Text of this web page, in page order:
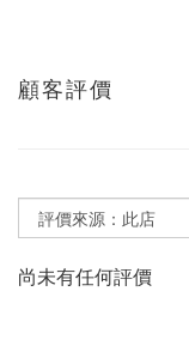
顧客評價
尚未有任何評價